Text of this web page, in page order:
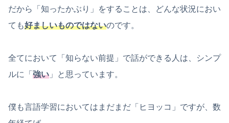
だから「知ったかぶり」をすることは、どんな状況におい
ても好ましいものではないのです。
全てにおいて「知らない前提」で話ができる人は、シンプ
ルに「 強い 」と思っています。
僕も言語学習においてはまだまだ「ヒヨッコ」ですが、数